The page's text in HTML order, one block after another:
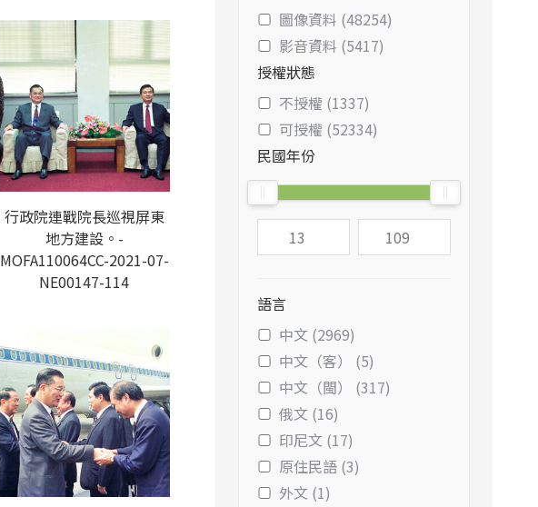
行政院連戰院長巡視屏東
地方建設。-
MOFA110064CC-2021-07-
NE00147-114
圖像資料 (48254)
影音資料 (5417)
授權狀態
不授權 (1337)
可授權 (52334)
民國年份
語言
中文 (2969)
中文（客） (5)
中文（閩） (317)
俄文 (16)
印尼文 (17)
原住民語 (3)
外文 (1)